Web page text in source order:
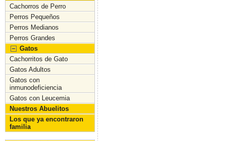
Cachorros de Perro
Perros Pequeños
Perros Medianos
Perros Grandes
Gatos
Cachorritos de Gato
Gatos Adultos
Gatos con
inmunodeficiencia
Gatos con Leucemia
Nuestros Abuelitos
Los que ya encontraron
familia